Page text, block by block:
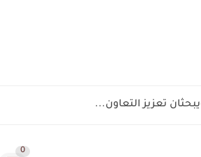
تعزيز التعاون...
0